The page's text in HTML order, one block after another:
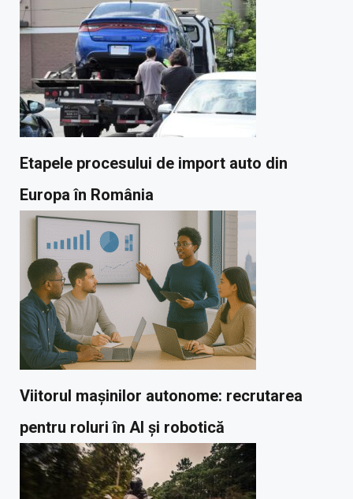
Etapele procesului de import auto din
Europa în România
Viitorul mașinilor autonome: recrutarea
pentru roluri în AI și robotică